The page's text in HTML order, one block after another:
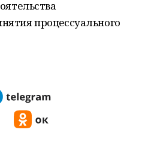
процессуального